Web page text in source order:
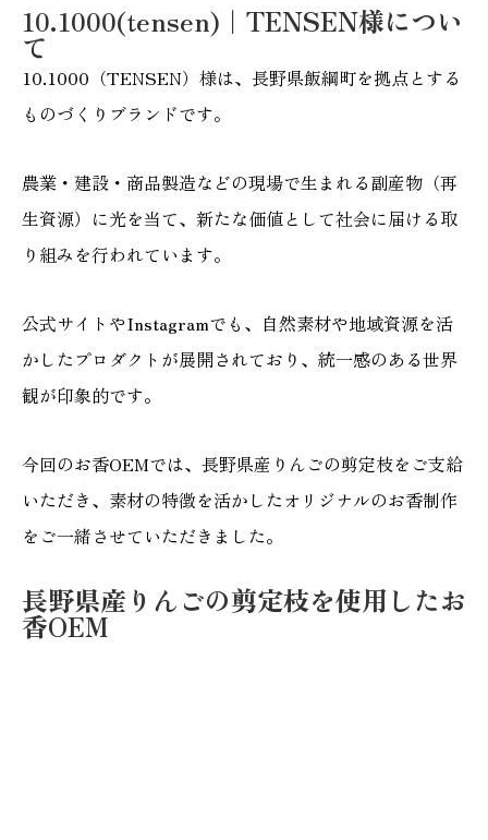
10.1000(tensen) ｜TENSEN様につい
て
10.1000（TENSEN）様は、長野県飯綱町を拠点とする
ものづくりブランドです。
農業・建設・商品製造などの現場で生まれる副産物（再
生資源）に光を当て、新たな価値として社会に届ける取
り組みを行われています。
公式サイトやInstagramでも、自然素材や地域資源を活
かしたプロダクトが展開されており、統一感のある世界
観が印象的です。
今回のお香OEMでは、長野県産りんごの剪定枝をご支給
いただき、素材の特徴を活かしたオリジナルのお香制作
をご一緒させていただきました。
長野県産りんごの剪定枝を使用したお
香OEM